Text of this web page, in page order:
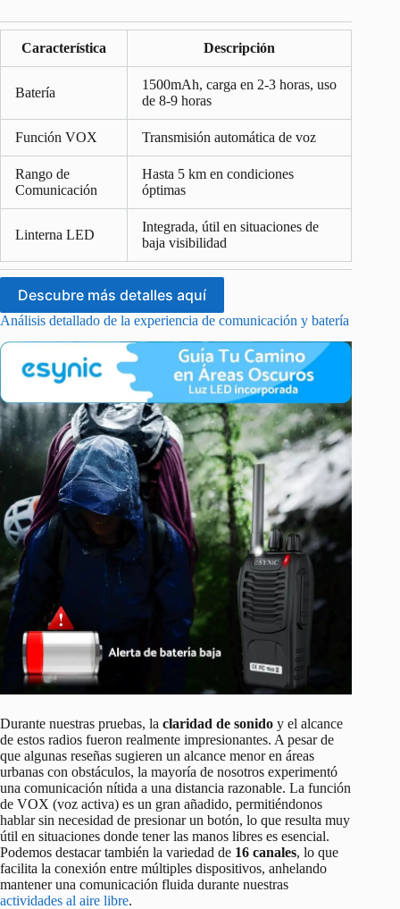
Característica Descripción
Batería
1500mAh, carga en 2-3 horas, uso
de 8-9 horas
Función VOX Transmisión automática de voz
Rango de
Comunicación
Hasta 5 km en condiciones
óptimas
Linterna LED
Integrada, útil en situaciones de
baja visibilidad
Descubre más detalles aquí
Análisis detallado de la experiencia de comunicación y batería
Durante nuestras pruebas, la claridad de sonido y el alcance
de estos radios fueron realmente impresionantes. A pesar de
que algunas reseñas sugieren un alcance menor en áreas
urbanas con obstáculos, la mayoría de nosotros experimentó
una comunicación nítida a una distancia razonable. La función
de VOX (voz activa) es un gran añadido, permitiéndonos
hablar sin necesidad de presionar un botón, lo que resulta muy
útil en situaciones donde tener las manos libres es esencial.
Podemos destacar también la variedad de 16 canales, lo que
facilita la conexión entre múltiples dispositivos, anhelando
mantener una comunicación fluida durante nuestras
actividades al aire libre.